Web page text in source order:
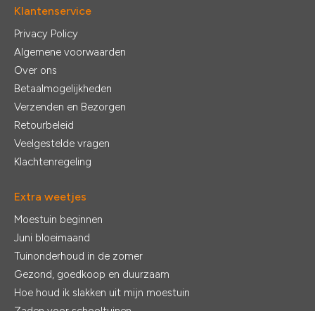
Klantenservice
Privacy Policy
Algemene voorwaarden
Over ons
Betaalmogelijkheden
Verzenden en Bezorgen
Retourbeleid
Veelgestelde vragen
Klachtenregeling
Extra weetjes
Moestuin beginnen
Juni bloeimaand
Tuinonderhoud in de zomer
Gezond, goedkoop en duurzaam
Hoe houd ik slakken uit mijn moestuin